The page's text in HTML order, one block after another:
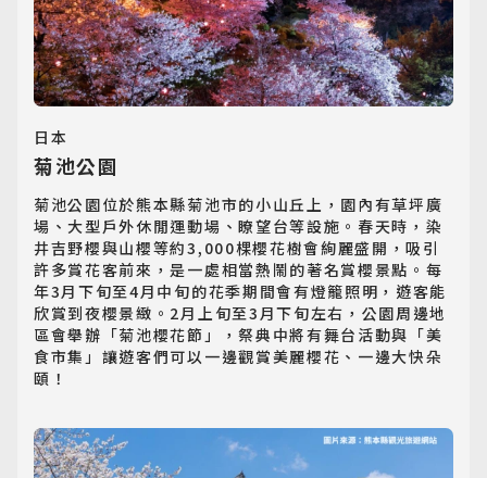
日韓旅遊
Northeast Asia
歐洲旅遊
Europe
郵輪旅遊
Cruiseship
迷你團(包車)
最新消息
Announcement
日本
菊池公園
菊池公園位於熊本縣菊池市的小山丘上，園內有草坪廣
場、大型戶外休閒運動場、瞭望台等設施。春天時，染
井吉野櫻與山櫻等約3,000棵櫻花樹會絢麗盛開，吸引
許多賞花客前來，是一處相當熱鬧的著名賞櫻景點。每
年3月下旬至4月中旬的花季期間會有燈籠照明，遊客能
欣賞到夜櫻景緻。2月上旬至3月下旬左右，公園周邊地
區會舉辦「菊池櫻花節」，祭典中將有舞台活動與「美
食市集」讓遊客們可以一邊觀賞美麗櫻花、一邊大快朵
頤！